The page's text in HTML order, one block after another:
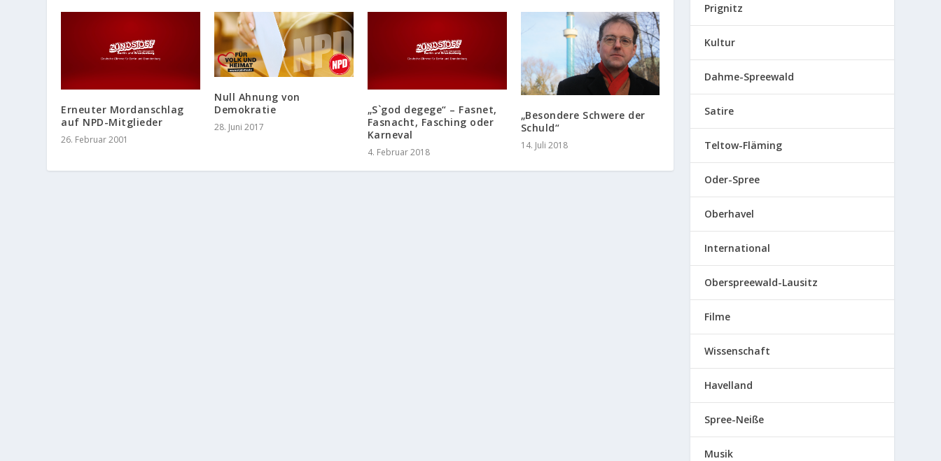
Erneuter Mordanschlag
auf NPD-Mitglieder
26. Februar 2001
Null Ahnung von
Demokratie
28. Juni 2017
„S`god degege“ – Fasnet,
Fasnacht, Fasching oder
Karneval
4. Februar 2018
„Besondere Schwere der
Schuld“
14. Juli 2018
Prignitz
Kultur
Dahme-Spreewald
Satire
Teltow-Fläming
Oder-Spree
Oberhavel
International
Oberspreewald-Lausitz
Filme
Wissenschaft
Havelland
Spree-Neiße
Musik